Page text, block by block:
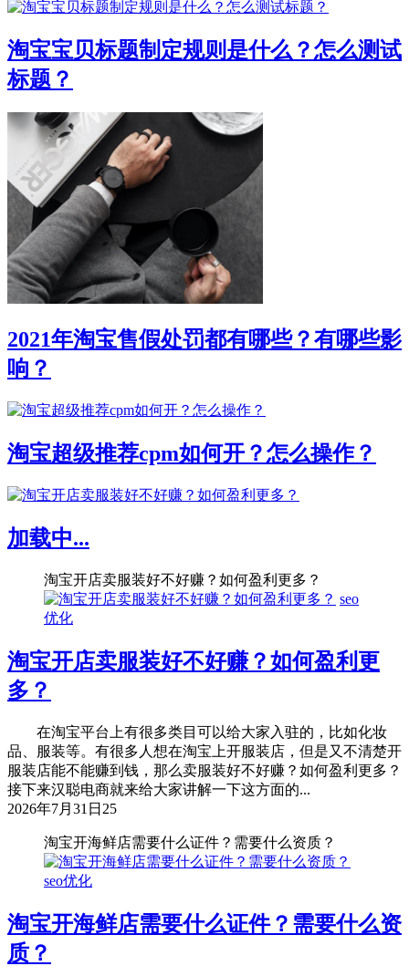
淘宝宝贝标题制定规则是什么？怎么测试
标题？
2021年淘宝售假处罚都有哪些？有哪些影
响？
淘宝超级推荐cpm如何开？怎么操作？
加载中...
淘宝开店卖服装好不好赚？如何盈利更多？
seo
优化
淘宝开店卖服装好不好赚？如何盈利更
多？
在淘宝平台上有很多类目可以给大家入驻的，比如化妆
品、服装等。有很多人想在淘宝上开服装店，但是又不清楚开
服装店能不能赚到钱，那么卖服装好不好赚？如何盈利更多？
接下来汉聪电商就来给大家讲解一下这方面的...
2026年7月31日 25
淘宝开海鲜店需要什么证件？需要什么资质？
seo优化
淘宝开海鲜店需要什么证件？需要什么资
质？